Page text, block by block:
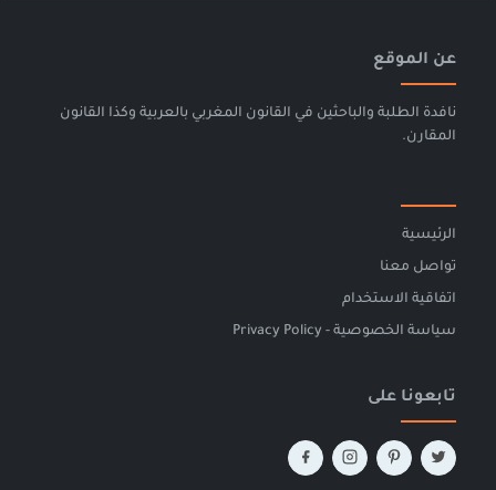
عن الموقع
نافدة الطلبة والباحثين في القانون المغربي بالعربية وكذا القانون
المقارن.
الرئيسية
تواصل معنا
اتفاقية الاستخدام
سياسة الخصوصية - Privacy Policy
تابعونا على